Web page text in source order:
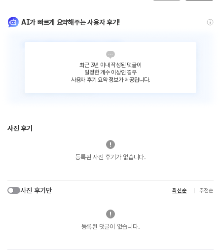
AI가 빠르게 요약해주는 사용자 후기!
최근 3년 이내 작성된 댓글이
일정한 개수 이상인 경우
사용자 후기 요약 정보가 제공됩니다.
사진 후기
등록된 사진 후기가 없습니다.
사진 후기만 최신순 추천순
등록된 댓글이 없습니다.